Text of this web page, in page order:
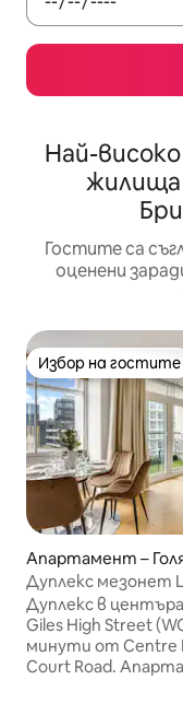
Най-
жилища
Гостите са
оценени
Избор на гостите
Избор на гостите
Апартамент –
он
Дуплекс мезонет
Дуплекс в
Giles High Street
минути от Centre
Court Road. Апартаментът е на две